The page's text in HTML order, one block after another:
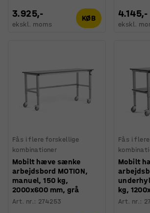
3.925,-
ekskl. moms
KØB 4.145,-
ekskl.
Fås i flere forskellige
kombinationer
Mobilt hæve sænke
arbejdsbord MOTION,
manuel, 150 kg,
2000x600 mm, grå
Art. nr.: 274253
Fås i
Mobilt
kg,
Art. nr.: